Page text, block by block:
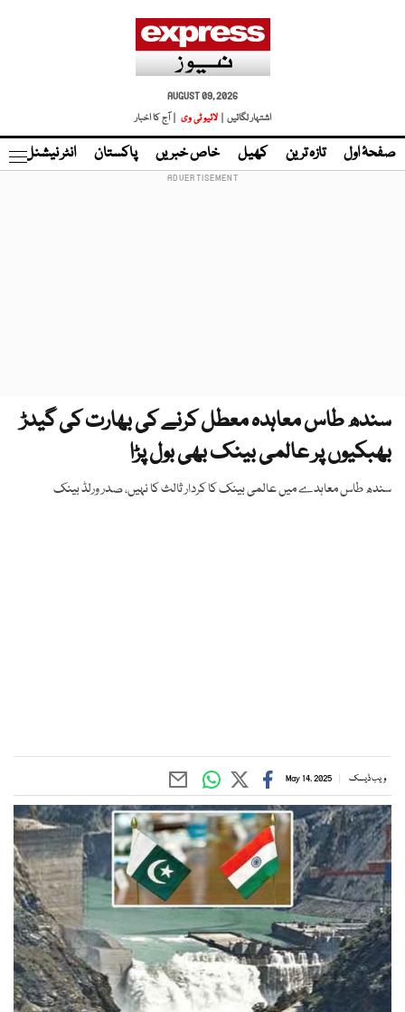
AUGUST 09, 2026
اشتہار لگائیں |
لائیو ٹی وی | آج کا اخبار
صفحۂ اول تازہ ترین کھیل خاص خبریں پاکستان انٹر نیشنل
سندھ طاس معاہدہ معطل کرنے کی بھارت کی گیدڑ
بھبکیوں پر عالمی بینک بھی بول پڑا
سندھ طاس معاہدے میں عالمی بینک کا کردار ثالث کا نہیں، صدر ورلڈ بینک
ویب ڈیسک May 14, 2025